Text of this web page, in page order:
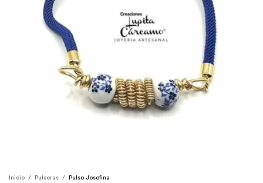
Inicio / Pulseras / Pulso Josefina